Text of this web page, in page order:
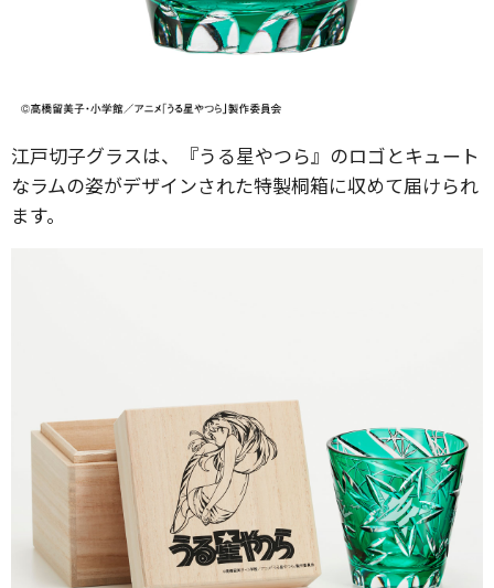
江戸切子グラスは、『うる星やつら』のロゴとキュート
なラムの姿がデザインされた特製桐箱に収めて届けられ
ます。